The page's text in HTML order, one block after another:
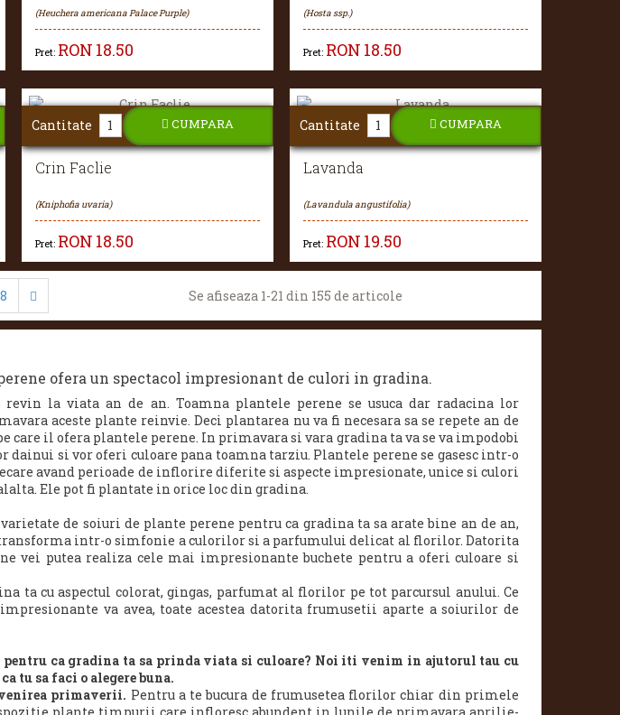
(Heuchera americana Palace Purple)
Pret: RON 18.50
(Hosta ssp.)
Pret: RON 18.50
Crin Faclie
(Kniphofia uvaria)
Pret: RON 18.50
Cantitate CUMPARA
Lavanda
(Lavandula angustifolia)
Pret: RON 19.50
Cantitate CUMPARA
8 Se afiseaza 1-21 din 155 de articole
ofera un spectacol impresionant de culori in gradina.
la viata an de an. Toamna plantele perene se usuca dar radacina lor
aceste plante reinvie. Deci plantarea nu va fi necesara sa se repete an de
care il ofera plantele perene. In primavara si vara gradina ta va se va impodobi
dainui si vor oferi culoare pana toamna tarziu. Plantele perene se gasesc intr-o
avand perioade de inflorire diferite si aspecte impresionate, unice si culori
Ele pot fi plantate in orice loc din gradina.
de soiuri de plante perene pentru ca gradina ta sa arate bine an de an,
transforma intr-o simfonie a culorilor si a parfumului delicat al florilor. Datorita
vei putea realiza cele mai impresionante buchete pentru a oferi culoare si
ta cu aspectul colorat, gingas, parfumat al florilor pe tot parcursul anului. Ce
va avea, toate acestea datorita frumusetii aparte a soiurilor de
ca gradina ta sa prinda viata si culoare? Noi iti venim in ajutorul tau cu
tu sa faci o alegere buna.
primaverii. Pentru a te bucura de frumusetea florilor chiar din primele